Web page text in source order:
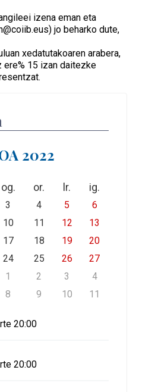
izena eman eta
jo beharko dute,
xedatutakoaren arabera,
ere% 15 izan daitezke
2022
og. or. lr. ig.
3 4 5
6
10 11 12
13
17 18 19
20
24 25 26
27
1 2 3
4
8 9 10
11
20:00
20:00